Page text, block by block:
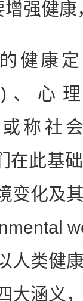
强健
康定
、心
称社
在此基
变化及
人类健
大涵义